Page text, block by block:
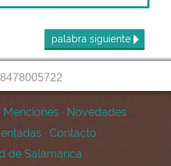
palabra siguiente
Menciones · Novedades ·
· Contacto ·
de Salamanca ·